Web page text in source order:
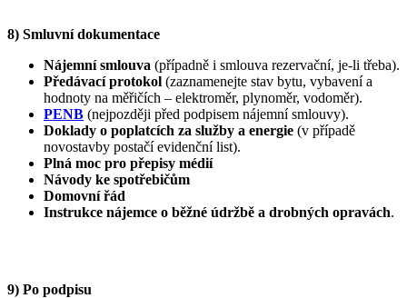
8) Smluvní dokumentace
Nájemní smlouva (případně i smlouva rezervační, je-li třeba).
Předávací protokol (zaznamenejte stav bytu, vybavení a
hodnoty na měřičích – elektroměr, plynoměr, vodoměr).
PENB (nejpozději před podpisem nájemní smlouvy).
Doklady o poplatcích za služby a energie (v případě
novostavby postačí evidenční list).
Plná moc pro přepisy médií
Návody ke spotřebičům
Domovní řád
Instrukce nájemce o běžné údržbě a drobných opravách.
9) Po podpisu